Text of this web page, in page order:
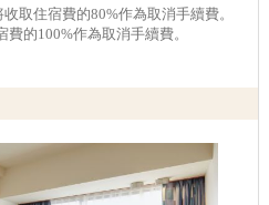
取住宿費的80%作為取消手續費。
的100%作為取消手續費。